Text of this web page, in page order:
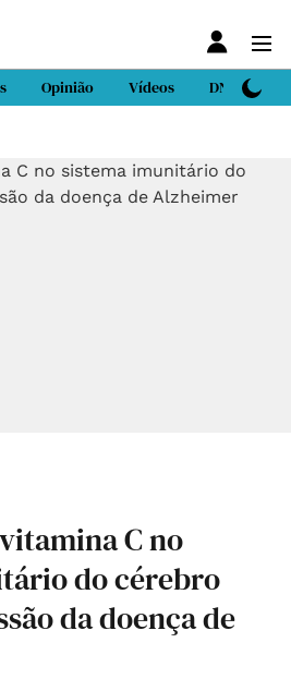
Opinião Vídeos DN Sport
C no
do cérebro
da doença de